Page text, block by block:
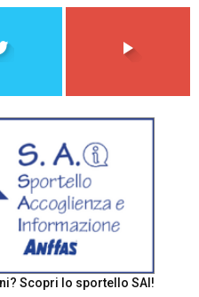
Scopri lo sportello SAI!